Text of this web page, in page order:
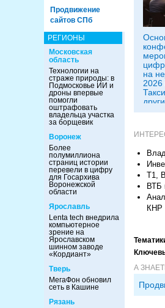
Продвижение
сайтов СПб
РЕГИОНЫ
Московская
область
Технологии на
страже природы: в
Подмосковье ИИ и
дроны впервые
помогли
оштрафовать
владельца участка
за борщевик
Воронеж
Более
полумиллиона
страниц истории
перевели в цифру
для Госархива
Воронежской
области
Ярославль
Lenta tech внедрила
компьютерное
зрение на
Ярославском
шинном заводе
«Кордиант»
Тверь
МегаФон обновил
сеть в Кашине
Рязань
на
2026
Т1,
ВТБ
КНР
А